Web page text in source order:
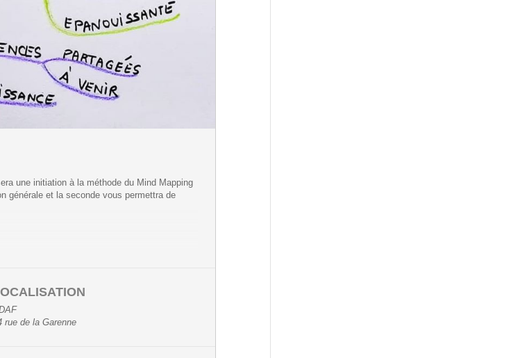
une initiation à la méthode du Mind Mapping
générale et la seconde vous permettra de
peut accompagner son enfant.
site Internet
rue de la Garenne